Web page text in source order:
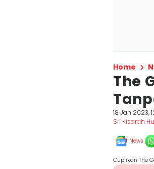
Home
The
18 Jan 2023,
Sri Kisarah
News
Cuplikan The